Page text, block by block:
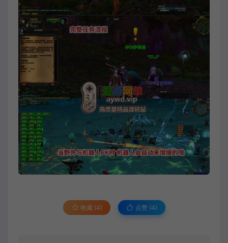
收藏 (4) 点赞 (4)